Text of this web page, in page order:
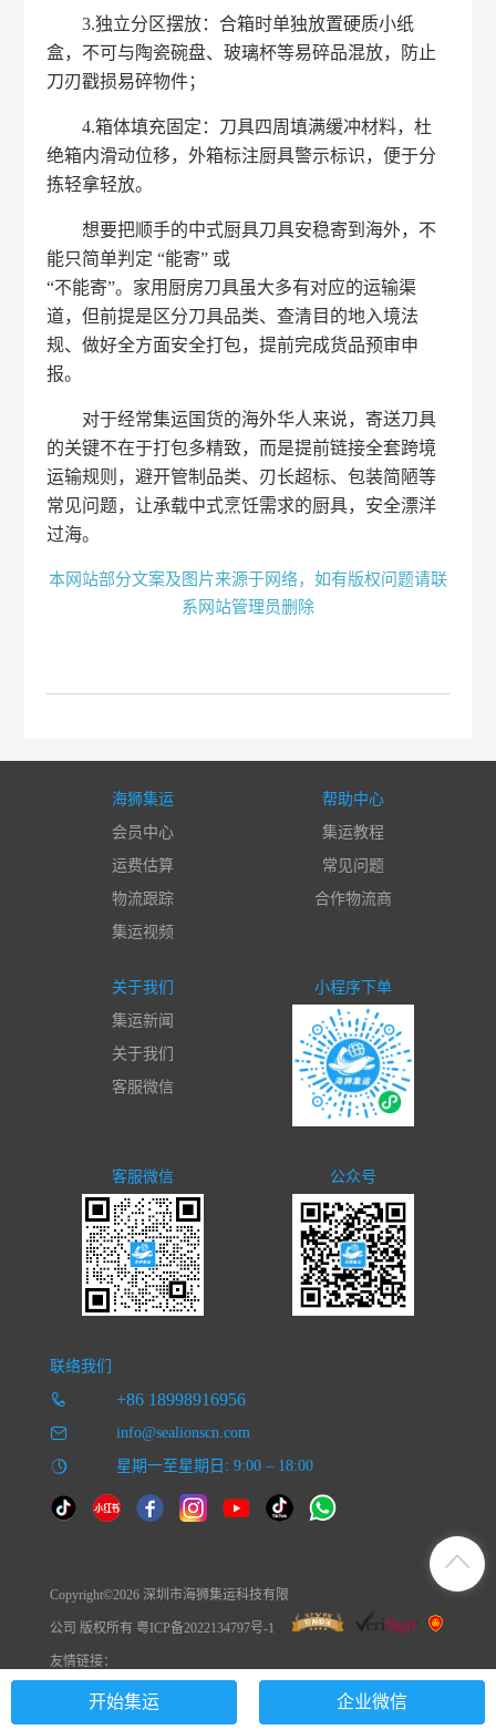
3.独立分区摆放：合箱时单独放置硬质小纸
盒，不可与陶瓷碗盘、玻璃杯等易碎品混放，防止
刀刃戳损易碎物件；
4.箱体填充固定：刀具四周填满缓冲材料，杜
绝箱内滑动位移，外箱标注厨具警示标识，便于分
拣轻拿轻放。
想要把顺手的中式厨具刀具安稳寄到海外，不
能只简单判定 “能寄” 或
“不能寄”。家用厨房刀具虽大多有对应的运输渠
道，但前提是区分刀具品类、查清目的地入境法
规、做好全方面安全打包，提前完成货品预审申
报。
对于经常集运国货的海外华人来说，寄送刀具
的关键不在于打包多精致，而是提前链接全套跨境
运输规则，避开管制品类、刃长超标、包装简陋等
常见问题，让承载中式烹饪需求的厨具，安全漂洋
过海。
本网站部分文案及图片来源于网络，如有版权问题请联
系网站管理员删除
海狮集运
会员中心
运费估算
物流跟踪
集运视频
帮助中心
集运教程
常见问题
合作物流商
关于我们
集运新闻
关于我们
客服微信
小程序下单
客服微信 公众号
联络我们
+86 18998916956
info@sealionscn.com
星期一至星期日: 9:00 – 18:00
Copyright©2026 深圳市海狮集运科技有限
公司 版权所有 粤ICP备2022134797号-1
友情链接：
开始集运 企业微信